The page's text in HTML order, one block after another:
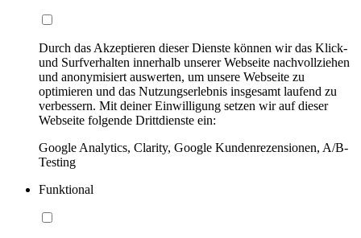
Durch das Akzeptieren dieser Dienste können wir das Klick-
und Surfverhalten innerhalb unserer Webseite nachvollziehen
und anonymisiert auswerten, um unsere Webseite zu
optimieren und das Nutzungserlebnis insgesamt laufend zu
verbessern. Mit deiner Einwilligung setzen wir auf dieser
Webseite folgende Drittdienste ein:
Google Analytics, Clarity, Google Kundenrezensionen, A/B-
Testing
Funktional